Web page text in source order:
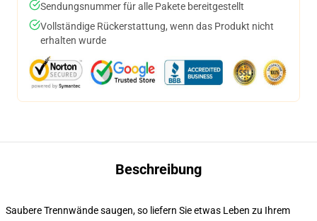
Sendungsnummer für alle Pakete bereitgestellt
Vollständige Rückerstattung, wenn das Produkt nicht
erhalten wurde
Beschreibung
Saubere Trennwände saugen, so liefern Sie etwas Leben zu Ihrem